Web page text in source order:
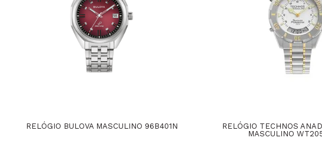
RELÓGIO BULOVA MASCULINO 96B401N
RELÓGIO TECHNOS
MASCULINO